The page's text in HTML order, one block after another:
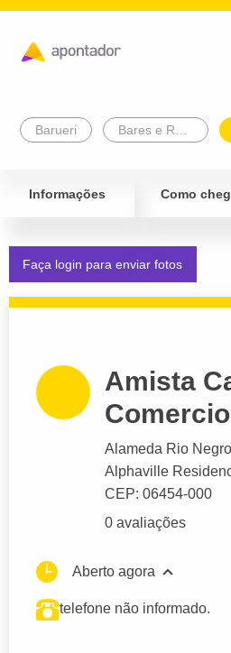
Barueri
Informações Como
Faça login para enviar fotos
Amista
Alameda Rio Negro
Alphaville
CEP: 06454-000
0 avaliações
Aberto agora
telefone não informado.